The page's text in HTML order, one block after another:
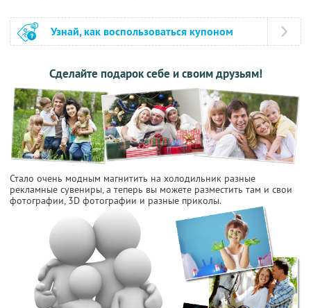
Узнай, как воспользоваться купоном
Сделайте подарок себе и своим друзьям!
Стало очень модным магнитить на холодильник разные
рекламные сувениры, а теперь вы можете разместить там и свои
фотографии, 3D фотографии и разные приколы.